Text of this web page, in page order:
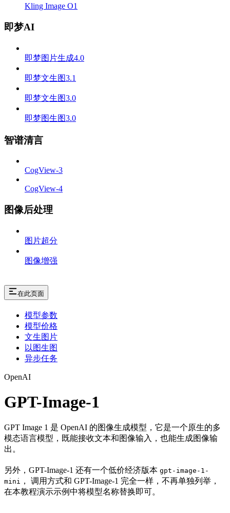
Kling Image O1
即梦AI
即梦图片生成4.0
即梦文生图3.1
即梦文生图3.0
即梦图生图3.0
智谱清言
CogView-3
CogView-4
图像后处理
图片超分
图像增强
在此页面
模型参数
模型价格
文生图片
以图生图
异步任务
OpenAI
GPT-Image-1
GPT Image 1 是 OpenAI 的图像生成模型，它是一个原生的多
模态语言模型，既能接收文本和图像输入，也能生成图像输
出。
另外，GPT-Image-1 还有一个低价经济版本 gpt-image-1-
mini ， 调用方式和 GPT-Image-1 完全一样，不再单独列举，
在本教程演示示例中将模型名称替换即可。